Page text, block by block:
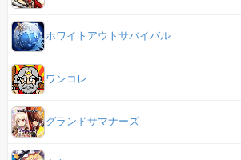
ホワイトアウトサバイバル
ワンコレ
グランドサマナーズ